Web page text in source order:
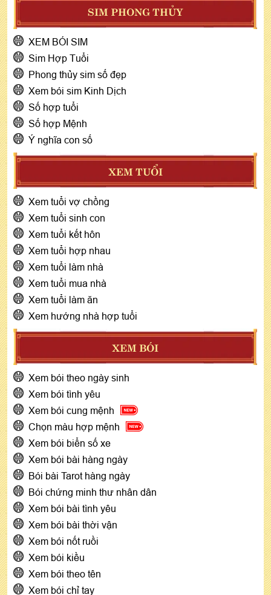
SIM PHONG THỦY
XEM BÓI SIM
Sim Hợp Tuổi
Phong thủy sim số đẹp
Xem bói sim Kinh Dịch
Số hợp tuổi
Số hợp Mệnh
Ý nghĩa con số
XEM TUỔI
Xem tuổi vợ chồng
Xem tuổi sinh con
Xem tuổi kết hôn
Xem tuổi hợp nhau
Xem tuổi làm nhà
Xem tuổi mua nhà
Xem tuổi làm ăn
Xem hướng nhà hợp tuổi
XEM BÓI
Xem bói theo ngày sinh
Xem bói tình yêu
Xem bói cung mệnh
Chọn màu hợp mệnh
Xem bói biển số xe
Xem bói bài hàng ngày
Bói bài Tarot hàng ngày
Bói chứng minh thư nhân dân
Xem bói bài tình yêu
Xem bói bài thời vận
Xem bói nốt ruồi
Xem bói kiều
Xem bói theo tên
Xem bói chỉ tay